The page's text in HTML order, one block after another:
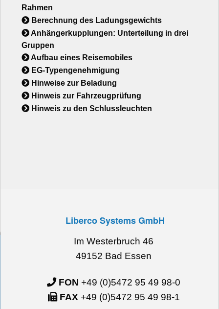
Rahmen
Berechnung des Ladungsgewichts
Anhängerkupplungen: Unterteilung in drei
Gruppen
Aufbau eines Reisemobiles
EG-Typengenehmigung
Hinweise zur Beladung
Hinweis zur Fahrzeugprüfung
Hinweis zu den Schlussleuchten
Liberco Systems GmbH
Im Westerbruch 46
49152 Bad Essen
FON +49 (0)5472 95 49 98-0
FAX +49 (0)5472 95 49 98-1